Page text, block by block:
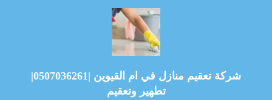
شركة تعقيم منازل في ام القيوين |0507036261|
تطهير وتعقيم